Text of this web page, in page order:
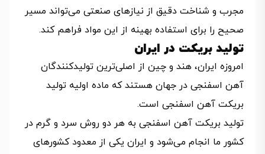
مجرب و شناخت دقیق از نیازهای صنعتی می‌تواند مسیر
صحیح را برای استفاده بهینه از این مواد فراهم کند.
تولید بریکت در ایران
امروزه ایران، هند و چین از اصلی‌ترین تولیدکنندگان
آهن اسفنجی در جهان هستند که ماده اولیه تولید
بریکت آهن اسفنجی است.
تولید بریکت آهن اسفنجی به هر دو روش سرد و گرم در
کشور ما انجام می‌شود و ایران یکی از معدود کشورهای